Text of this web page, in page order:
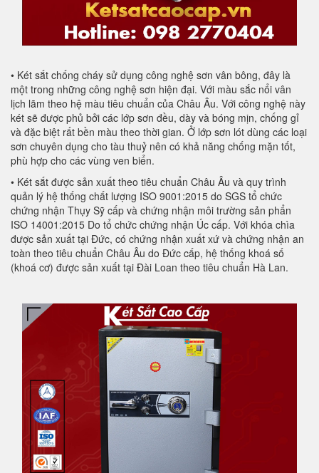
• Két sắt chống cháy sử dụng công nghệ sơn vân bông, đây là
một trong những công nghệ sơn hiện đại. Với màu sắc nổi vân
lịch lãm theo hệ màu tiêu chuẩn của Châu Âu. Với công nghệ này
két sẽ được phủ bởi các lớp sơn đều, dày và bóng mịn, chống gỉ
và đặc biệt rất bền màu theo thời gian. Ở lớp sơn lót dùng các loại
sơn chuyên dụng cho tàu thuỷ nên có khả năng chống mặn tốt,
phù hợp cho các vùng ven biển.
• Két sắt được sản xuất theo tiêu chuẩn Châu Âu và quy trình
quản lý hệ thống chất lượng ISO 9001:2015 do SGS tổ chức
chứng nhận Thụy Sỹ cấp và chứng nhận môi trường sản phẩn
ISO 14001:2015 Do tổ chức chứng nhận Úc cấp. Với khóa chìa
được sản xuất tại Đức, có chứng nhận xuất xứ và chứng nhận an
toàn theo tiêu chuẩn Châu Âu do Đức cấp, hệ thống khoá số
(khoá cơ) được sản xuất tại Đài Loan theo tiêu chuẩn Hà Lan.